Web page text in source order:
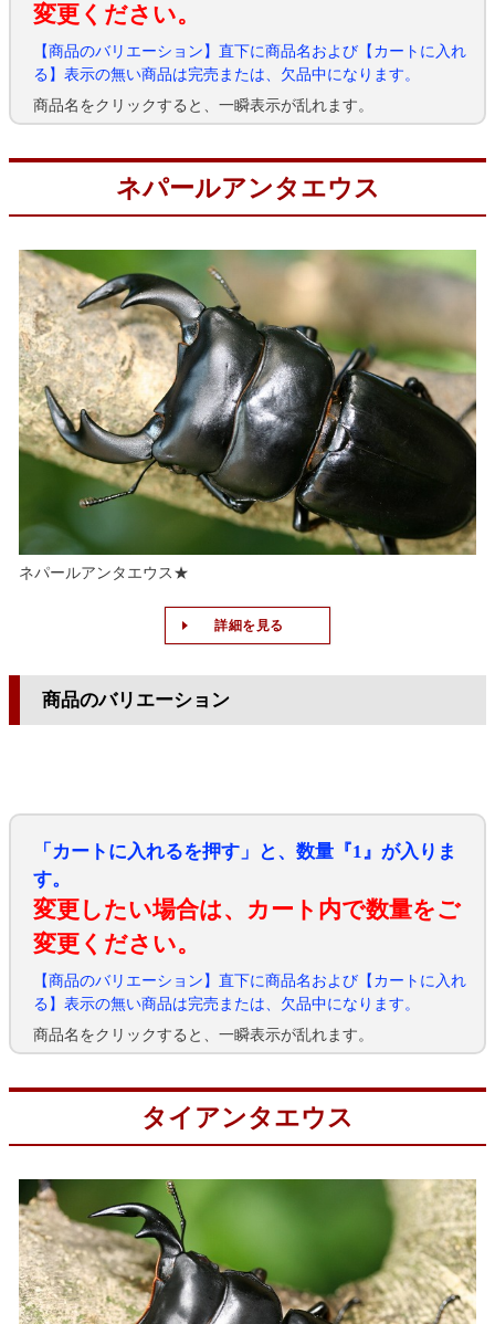
変更ください。
【商品のバリエーション】直下に商品名および【カートに入れ
る】表示の無い商品は完売または、欠品中になります。
商品名をクリックすると、一瞬表示が乱れます。
ネパールアンタエウス
ネパールアンタエウス★
詳細を見る
商品のバリエーション
「カートに入れるを押す」と、数量『1』が入りま
す。
変更したい場合は、カート内で数量をご
変更ください。
【商品のバリエーション】直下に商品名および【カートに入れ
る】表示の無い商品は完売または、欠品中になります。
商品名をクリックすると、一瞬表示が乱れます。
タイアンタエウス